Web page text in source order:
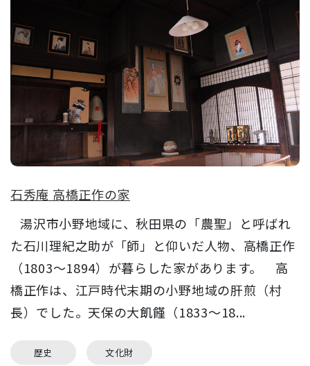
石秀庵 高橋正作の家
湯沢市小野地域に、秋田県の「農聖」と呼ばれ
た石川理紀之助が「師」と仰いだ人物、高橋正作
（1803～1894）が暮らした家があります。 高
橋正作は、江戸時代末期の小野地域の肝煎（村
長）でした。天保の大飢饉（1833～18...
歴史 文化財